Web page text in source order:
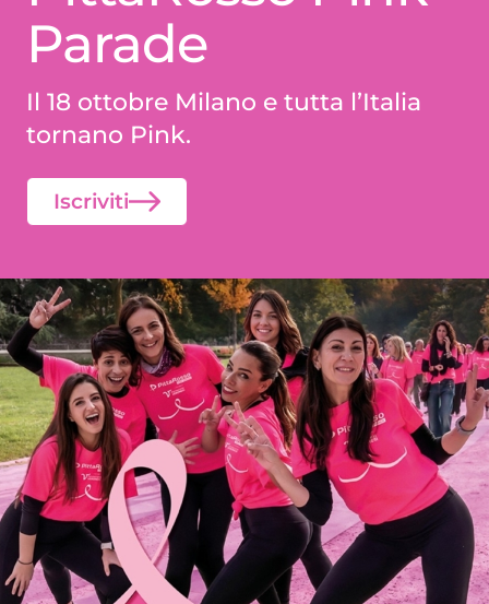
Parade
Il 18 ottobre Milano e tutta l’Italia
tornano Pink.
Iscriviti